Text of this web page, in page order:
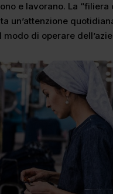
e lavorano. La
un’attenzione
di operare